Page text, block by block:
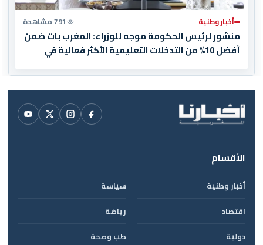
أخبار وطنية 791 مشاهدة
منشور لرئيس الحكومة موجه للوزراء: المغرب بات ضمن
أفضل 10% من التدخلات التعليمية الأكثر فعالية في
العالم
الأقسام
أخبار وطنية
سياسة
اقتصاد
رياضة
دولية
طب وصحة